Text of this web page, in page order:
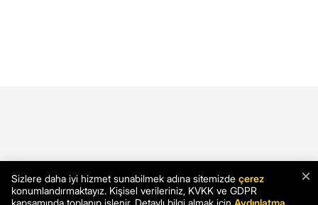
×
Sizlere daha iyi hizmet sunabilmek adına sitemizde çerez
konumlandırmaktayız. Kişisel verileriniz, KVKK ve GDPR
kapsamında toplanıp işlenir. Detaylı bilgi almak için Aydınlatma